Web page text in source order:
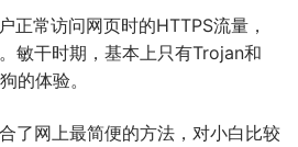
正常访问网页时的HTTPS流量，
敏干时期，基本上只有Trojan和
的体验。
了网上最简便的方法，对小白比较